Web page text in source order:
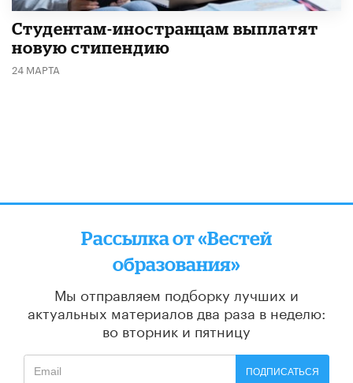
Студентам-иностранцам выплатят
новую стипендию
24 МАРТА
Рассылка от «Вестей
образования»
Мы отправляем подборку лучших и
актуальных материалов два раза в неделю:
во вторник и пятницу
ПОДПИСАТЬСЯ